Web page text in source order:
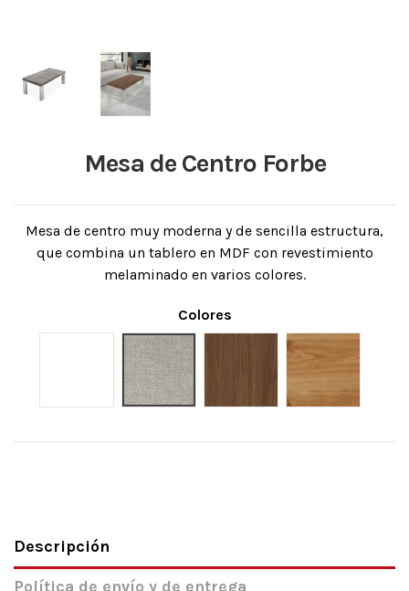
Mesa de Centro Forbe
Mesa de centro muy moderna y de sencilla estructura,
que combina un tablero en MDF con revestimiento
melaminado en varios colores.
Colores
Gris
Descripción
Política de envío y de entrega